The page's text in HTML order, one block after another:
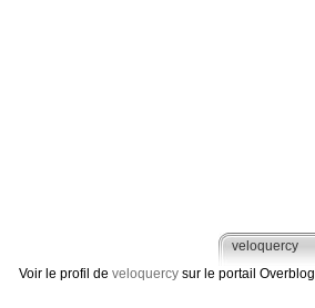
veloquercy
Voir le profil de veloquercy sur le portail Overblog